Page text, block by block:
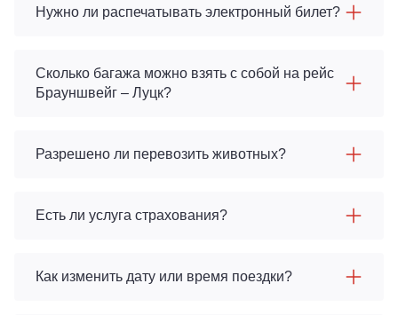
Нужно ли распечатывать электронный билет?
Сколько багажа можно взять с собой на рейс
Брауншвейг – Луцк?
Разрешено ли перевозить животных?
Есть ли услуга страхования?
Как изменить дату или время поездки?